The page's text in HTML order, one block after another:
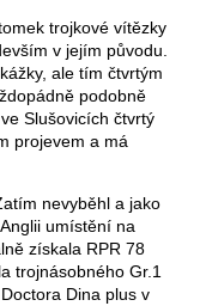
trojkové vítězky
v jejím původu.
ale tím čtvrtým
podobně
Slušovicích čtvrtý
projevem a má
nevyběhl a jako
umístění na
získala RPR 78
trojnásobného Gr.1
Dina plus v